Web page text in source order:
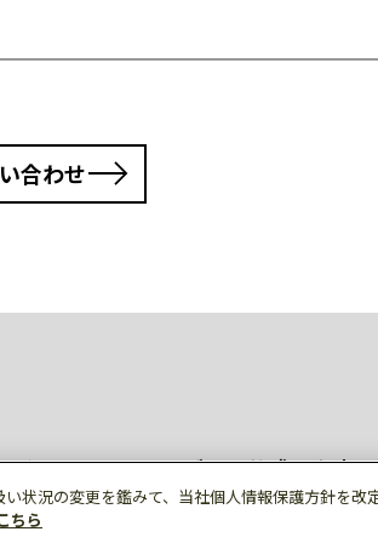
合わせ
ソーシャルメディア公式アカウ
状況の変更を鑑みて、当社個人情報保護方針を改
ちら